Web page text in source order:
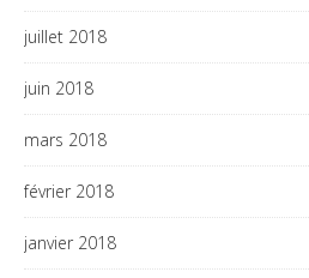
juillet 2018
juin 2018
mars 2018
février 2018
janvier 2018